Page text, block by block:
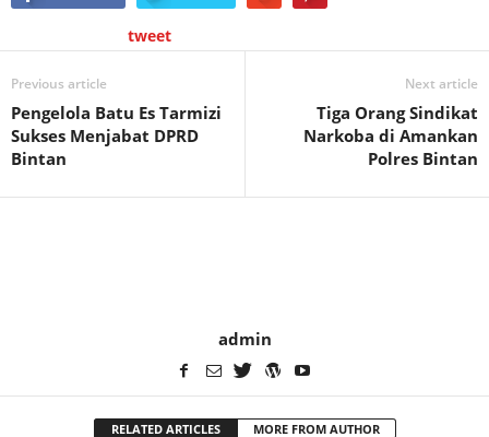
tweet
Previous article
Pengelola Batu Es Tarmizi
Sukses Menjabat DPRD
Bintan
Next article
Tiga Orang Sindikat
Narkoba di Amankan
Polres Bintan
admin
RELATED ARTICLES MORE FROM AUTHOR